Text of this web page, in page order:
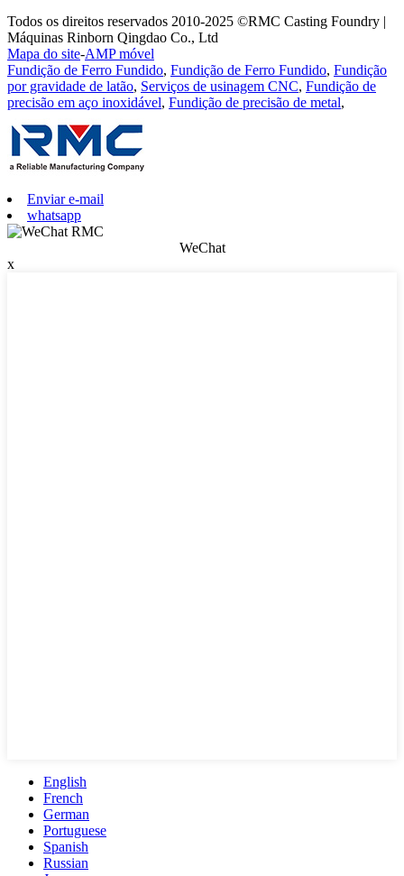
Todos os direitos reservados 2010-2025 ©RMC Casting Foundry |
Máquinas Rinborn Qingdao Co., Ltd
Mapa do site-AMP móvel
Fundição de Ferro Fundido, Fundição de Ferro Fundido, Fundição
por gravidade de latão, Serviços de usinagem CNC, Fundição de
precisão em aço inoxidável, Fundição de precisão de metal,
Enviar e-mail
whatsapp
WeChat
x
English
French
German
Portuguese
Spanish
Russian